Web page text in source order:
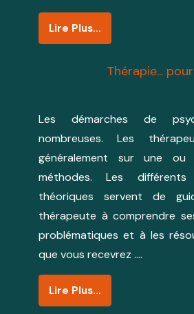
Lire Plus…
Thérapie...
Les démarches de
nombreuses. Les
généralement sur une
méthodes. Les
théoriques servent de
thérapeute à comprendre
problématiques et à les
que vous recevrez ….
Lire Plus…